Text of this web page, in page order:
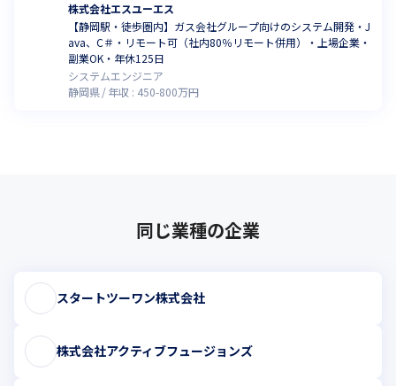
株式会社エスユーエス
【静岡駅・徒歩圏内】ガス会社グループ向けのシステム開発・J
ava、C＃・リモート可（社内80％リモート併用）・上場企業・
副業OK・年休125日
システムエンジニア
静岡県
年収 : 450-800万円
同じ業種の企業
スタートツーワン株式会社
株式会社アクティブフュージョンズ